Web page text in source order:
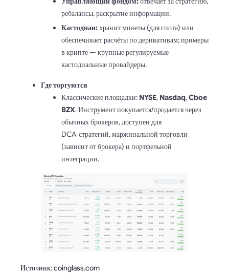
ребалансы, раскрытие информации.
Кастодиан:хранит монеты (для спота) или
обеспечивает расчёты по деривативам; примеры
в крипте — крупные регулируемые
кастодиальные провайдеры.
Где торгуются
Классические площадки: NYSE, Nasdaq,Cboe
BZX. Инструмент покупается/продается через
обычных брокеров, доступен для
DCA‑стратегий, маржинальной торговли
(зависит от брокера) и портфельной
интеграции.
Источник: coinglass.com